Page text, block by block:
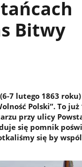
Bitwy
7 lutego 1863
Polski”. To
przy ulicy
się pomnik
się by